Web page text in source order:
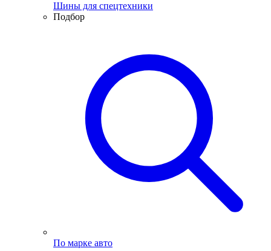
Шины для спецтехники
Подбор
По марке авто